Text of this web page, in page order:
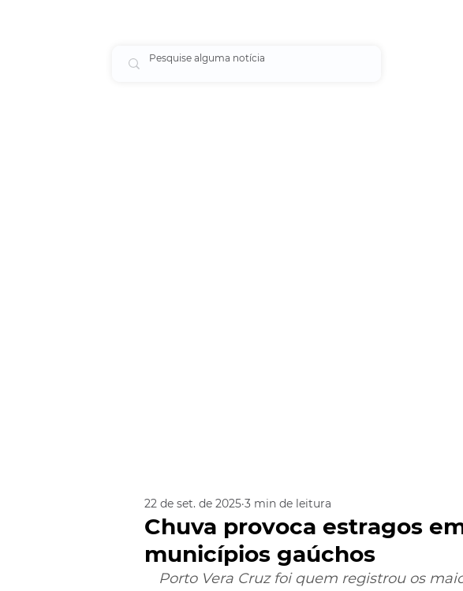
Chuva provoca estragos
municípios gaúchos
22 de set. de 2025 3 min de leitura
Porto Vera Cruz foi quem registrou os